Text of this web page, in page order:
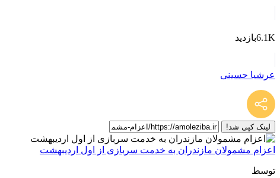
6.1Kبازدید
عرشیا حسینی
لینک کپی شد!
اعزام مشمولان مازندران به خدمت سربازی از اول اردیبهشت
توسط